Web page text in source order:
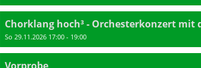
Chorklang hoch³ - Orchesterkonzert mit
So 29.11.2026 17:00 - 19:00